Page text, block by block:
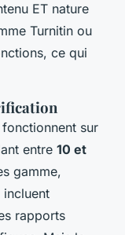
ET nature
Turnitin ou
ce qui
sur
entre 10 et
gamme,
incluent
rapports